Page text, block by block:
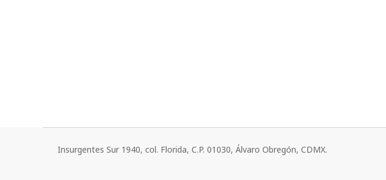
Insurgentes Sur 1940, col. Florida, C.P. 01030, Álvaro Obregón, CDMX.